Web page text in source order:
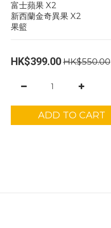
富士蘋果 X2
新西蘭金奇異果 X2
果籃
HK$399.00 HK$550.00
ADD TO CART